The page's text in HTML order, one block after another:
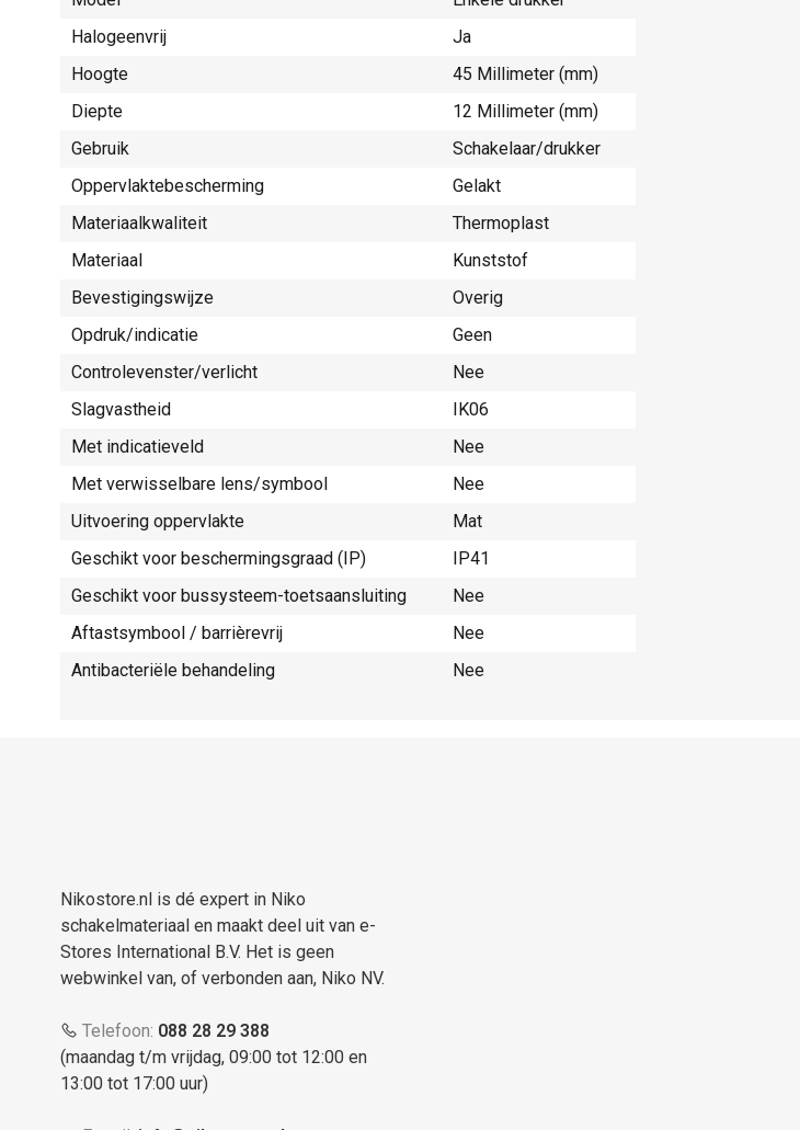
Halogeenvrij
Ja
Hoogte
45 Millimeter (mm)
Diepte
12 Millimeter (mm)
Gebruik
Schakelaar/drukker
Oppervlaktebescherming
Gelakt
Materiaalkwaliteit
Thermoplast
Materiaal
Kunststof
Bevestigingswijze
Overig
Opdruk/indicatie
Geen
Controlevenster/verlicht
Nee
Slagvastheid
IK06
Met indicatieveld
Nee
Met verwisselbare lens/symbool
Nee
Uitvoering oppervlakte
Mat
Geschikt voor beschermingsgraad (IP)
IP41
Geschikt voor bussysteem-toetsaansluiting
Nee
Aftastsymbool / barrièrevrij
Nee
Antibacteriële behandeling
Nee
Nikostore.nl is dé expert in Niko
schakelmateriaal en maakt deel uit van e-
Stores International B.V. Het is geen
webwinkel van, of verbonden aan, Niko NV.
Telefoon: 088 28 29 388
(maandag t/m vrijdag, 09:00 tot 12:00 en
13:00 tot 17:00 uur)